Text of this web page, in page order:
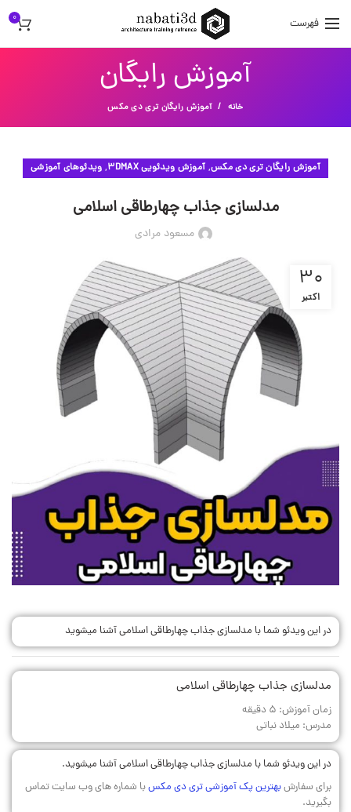
فهرست 0
آموزش رایگان
خانه آموزش رایگان تری دی مکس
آموزش رایگان تری دی مکس, آموزش ویدئویی 3DMAX , ویدئوهای آموزشی
مدلسازی جذاب چهارطاقی اسلامی
مسعود مرادی
30
اکتبر
در این ویدئو شما با مدلسازی جذاب چهارطاقی اسلامی آشنا میشوید
مدلسازی جذاب چهارطاقی اسلامی
زمان آموزش: 5 دقیقه
مدرس: میلاد نباتی
در این ویدئو شما با مدلسازی جذاب چهارطاقی اسلامی آشنا میشوید.
برای سفارشبهترین پک آموزشی تری دی مکسبا شماره های وب سایت تماس
بگیرید.